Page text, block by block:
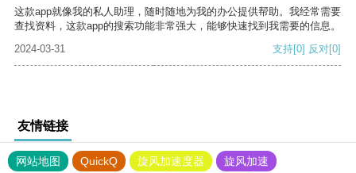
这款app就像我的私人助理，随时随地为我的办公提供帮助。我经常需要
查找资料，这款app的搜索功能非常强大，能够快速找到我需要的信息。
2024-03-31
支持[0] 反对[0]
友情链接
网站地图 QuickQ 旋风加速度器
旋风加速